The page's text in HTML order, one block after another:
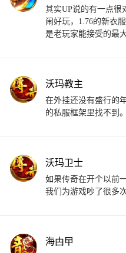
其实UP说的有一点很
闹好玩，1.76的新衣
是老玩家能接受的最
沃玛教主
在外挂还没有盛行的
的私服框架里找不到。
沃玛卫士
如果传奇在开个以前
我们为游戏吵了很多
海甴曱